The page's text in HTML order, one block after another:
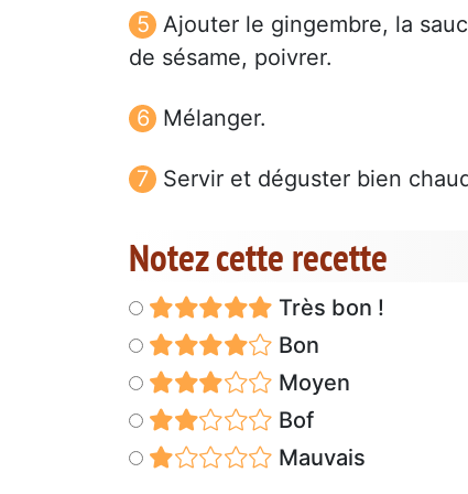
Ajouter le gingembre, la
de sésame, poivrer.
Mélanger.
Servir et déguster bien
Notez cette recette
Très bon !
Bon
Moyen
Bof
Mauvais